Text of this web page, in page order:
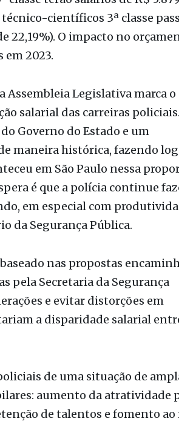
em 2023.
Assembleia Legislativa marca o
Governo do Estado e um
maneira histórica, fazendo
em São Paulo nessa
é que a polícia continue
em especial com
da Segurança Pública.
nas propostas
e evitar distorções em
a disparidade salarial entre
de uma situação de ampla
de talentos e fomento ao
para as polícias não
de reajustes para cada